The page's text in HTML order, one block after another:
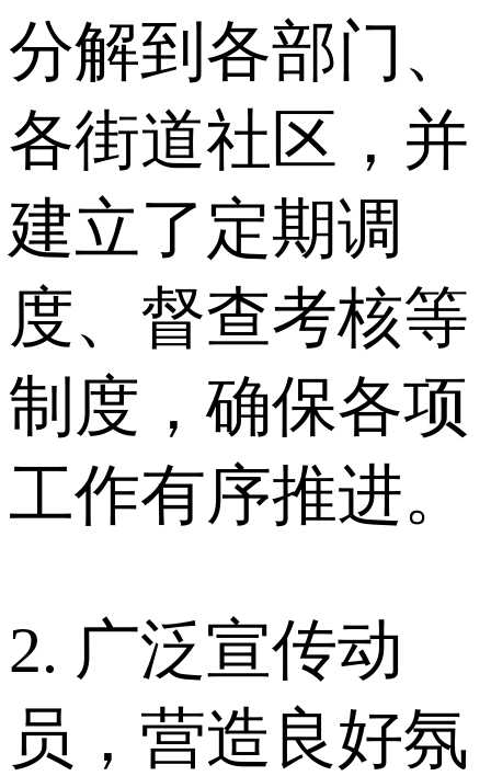
分解到各部门、
各街道社区，并
建立了定期调
度、督查考核等
制度，确保各项
工作有序推进。
2. 广泛宣传动
员，营造良好氛